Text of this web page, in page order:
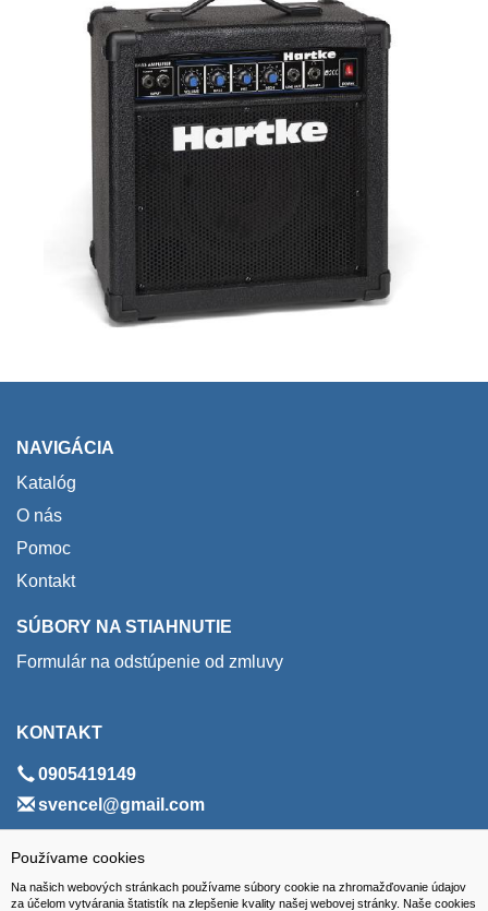
Používame cookies
Na našich webových stránkach používame súbory cookie na zhromažďovanie údajov
za účelom vytvárania štatistík na zlepšenie kvality našej webovej stránky. Naše cookies
NAVIGÁCIA
Katalóg
O nás
Pomoc
Kontakt
SÚBORY NA STIAHNUTIE
Formulár na odstúpenie od zmluvy
KONTAKT
0905419149
svencel@gmail.com
ADRESA
VEST - tech s.r.o.